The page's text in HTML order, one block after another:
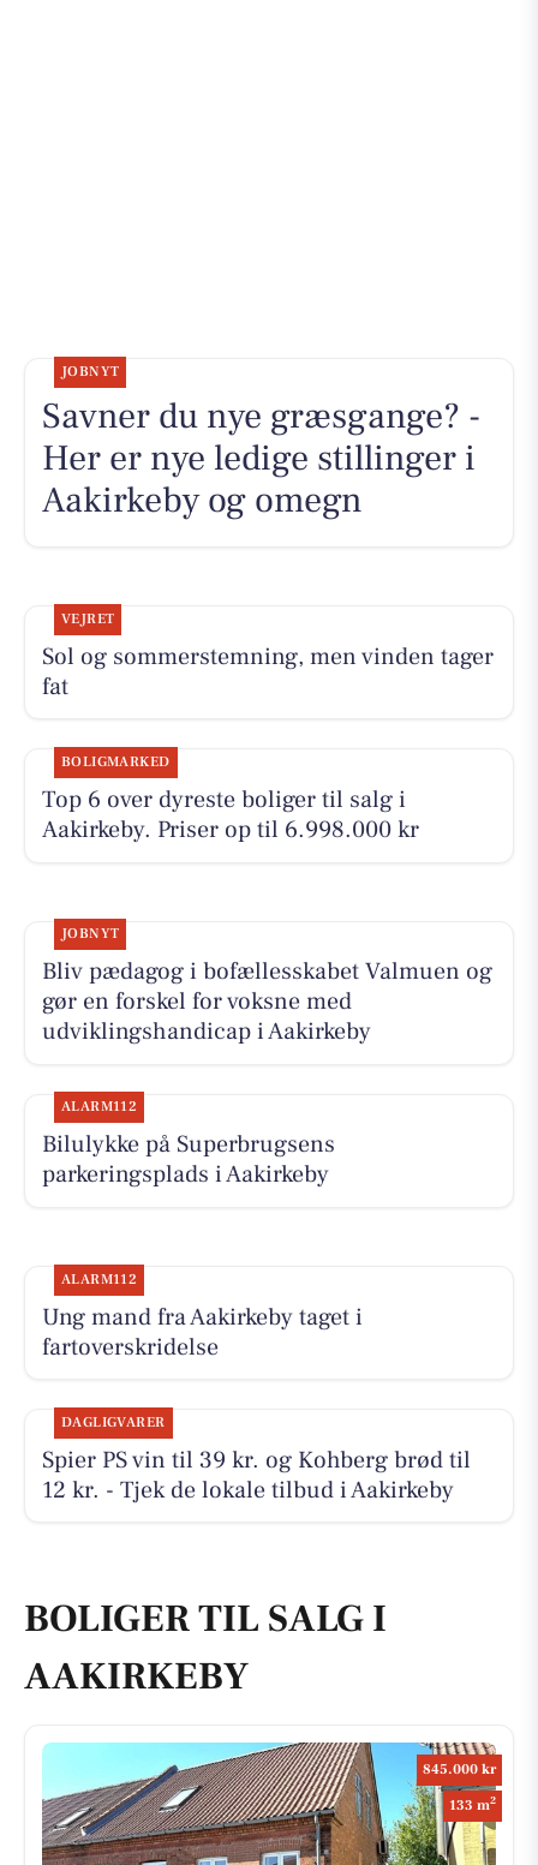
JOBNYT
Savner du nye græsgange? -
Her er nye ledige stillinger i
Aakirkeby og omegn
VEJRET
Sol og sommerstemning, men vinden tager
fat
BOLIGMARKED
Top 6 over dyreste boliger til salg i
Aakirkeby. Priser op til 6.998.000 kr
JOBNYT
Bliv pædagog i bofællesskabet Valmuen og
gør en forskel for voksne med
udviklingshandicap i Aakirkeby
ALARM112
Bilulykke på Superbrugsens
parkeringsplads i Aakirkeby
ALARM112
Ung mand fra Aakirkeby taget i
fartoverskridelse
DAGLIGVARER
Spier PS vin til 39 kr. og Kohberg brød til
12 kr. - Tjek de lokale tilbud i Aakirkeby
BOLIGER TIL SALG I
AAKIRKEBY
845.000 kr
133 m2